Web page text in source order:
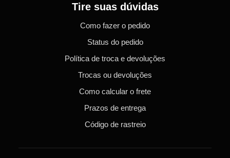
Tire suas dúvidas
Como fazer o pedido
Status do pedido
Política de troca e devoluções
Trocas ou devoluções
Como calcular o frete
Prazos de entrega
Código de rastreio